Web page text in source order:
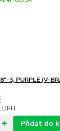
3, PURPLE (V-
DPH
Přidat do